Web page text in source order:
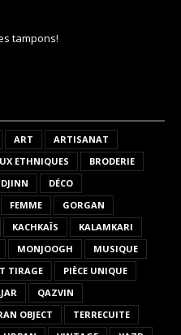
tampons!
ART
ARTISANAT
ETHNIQUES
BRODERIE
DJINN
DÉCO
FEMME
GORGAN
KACHKAÏS
KALAMKARI
MONJOOGH
MUSIQUE
TIRAGE
PIÈCE UNIQUE
QAZVIN
OBJECT
TERRECUITE